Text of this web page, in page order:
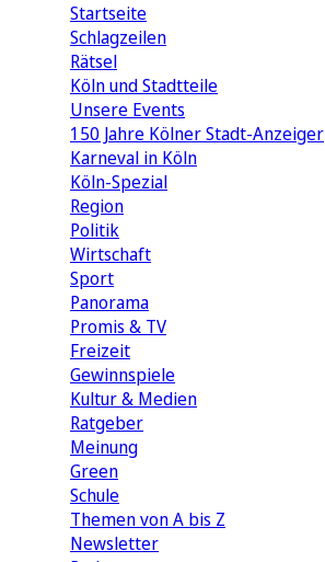
Startseite
Schlagzeilen
Rätsel
Köln und Stadtteile
Unsere Events
150 Jahre Kölner Stadt-Anzeiger
Karneval in Köln
Köln-Spezial
Region
Politik
Wirtschaft
Sport
Panorama
Promis & TV
Freizeit
Gewinnspiele
Kultur & Medien
Ratgeber
Meinung
Green
Schule
Themen von A bis Z
Newsletter